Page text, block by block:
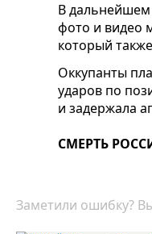
В дальнейшем
фото и видео
который
Оккупанты
ударов по
и задержала
СМЕРТЬ
Заметили ошибку?